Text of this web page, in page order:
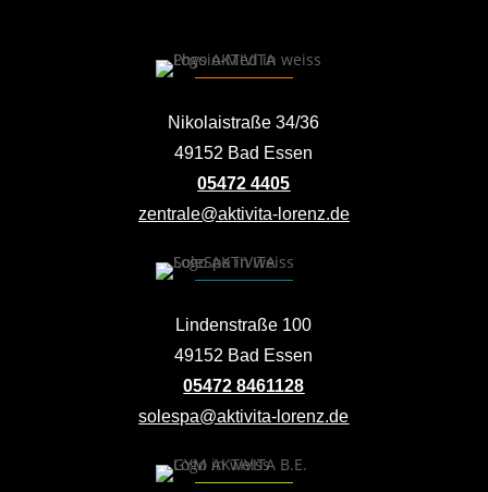
Nikolaistraße 34/36
49152 Bad Essen
05472 4405
zentrale@aktivita-lorenz.de
Lindenstraße 100
49152 Bad Essen
05472 8461128
solespa@aktivita-lorenz.de